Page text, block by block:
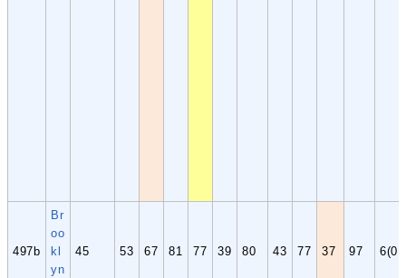
497b
Br
oo
kl
yn
45 53 67 81 77 39 80 43 77 37 97